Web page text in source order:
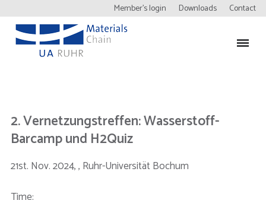
Member’s login Downloads Contact
2. Vernetzungstreffen: Wasserstoff-
Barcamp und H2Quiz
21st. Nov. 2024, , Ruhr-Universität Bochum